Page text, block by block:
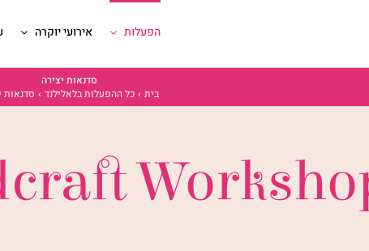
הפעלות אירועי יוקרה
סדנאות יצירה
בית
כל ההפעלות בלאלילנד סדנאות